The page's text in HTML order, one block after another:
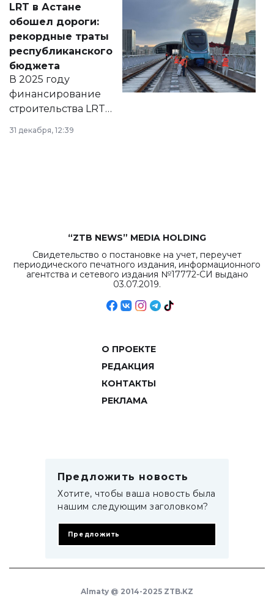
документ
появился в базе
нормативных
правовых актов и
на сайте маслихат
города.
LRT в Астане
обошел дороги:
рекордные траты
республиканского
бюджета
В 2025 году
финансирование
строительства LRT
республиканского
31 декабря, 12:39
“ZTB NEWS” MEDIA HOLDING
Свидетельство о постановке на учет, переучет
периодического печатного издания, информационного
агентства и сетевого издания №17772-СИ выдано
03.07.2019.
О ПРОЕКТЕ
РЕДАКЦИЯ
КОНТАКТЫ
РЕКЛАМА
Предложить новость
Хотите, чтобы ваша новость была
нашим следующим заголовком?
Предложить
Almaty @ 2014-2025 ZTB.KZ